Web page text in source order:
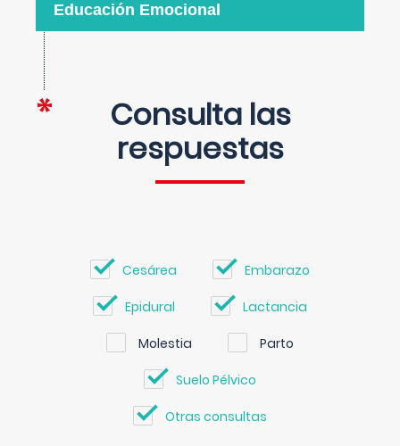
Educación Emocional
Consulta las
respuestas
Cesárea Embarazo
Epidural Lactancia
Molestia Parto
Suelo Pélvico
Otras consultas